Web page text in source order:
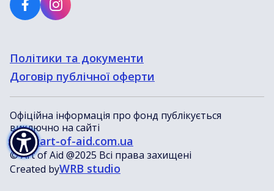
Політики та документи
Договір публічної оферти
Офіційна інформація про фонд публікується
виключно на сайті
www.art-of-aid.com.ua
© Art of Aid @2025 Всі права захищені
Created byWRB studio